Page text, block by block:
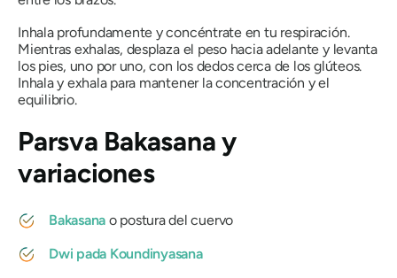
Inhala profundamente y concéntrate en tu respiración.
Mientras exhalas, desplaza el peso hacia adelante y levanta
los pies, uno por uno, con los dedos cerca de los glúteos.
Inhala y exhala para mantener la concentración y el
equilibrio.
Parsva Bakasanay
variaciones
Bakasana o postura del cuervo
Dwi pada Koundinyasana